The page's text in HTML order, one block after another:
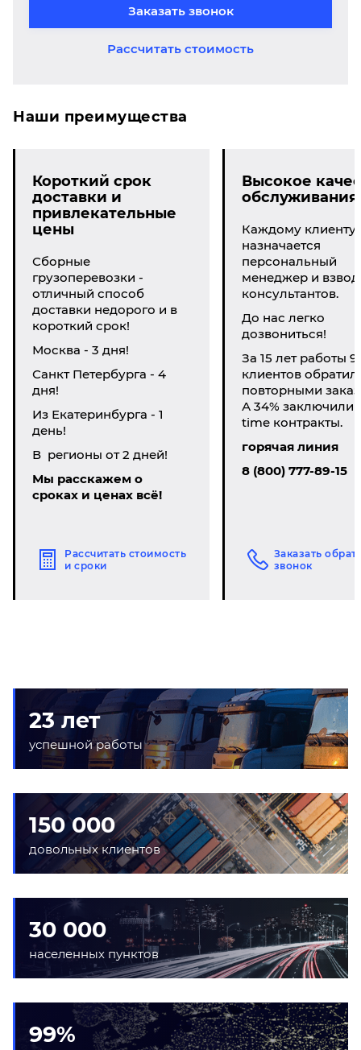
Заказать звонок
Рассчитать стоимость
Наши преимущества
Короткий срок
доставки и
привлекательные
цены
Сборные
грузоперевозки -
отличный способ
доставки недорого и в
короткий срок!
Москва - 3 дня!
Санкт Петербурга - 4
дня!
Из Екатеринбурга - 1
день!
В регионы от 2 дней!
Мы расскажем о
сроках и ценах всё!
Рассчитать стоимость
и сроки
Высокое
обслуживания
Каждому клиенту
назначается
персональный
менеджер и взвод
консультантов.
До нас легко
дозвониться!
За 15 лет работы
клиентов
повторными
А 34% заключили
time контракты.
горячая линия
8 (800) 777-89-15
Заказать
звонок
23 лет
успешной работы
150 000
довольных клиентов
30 000
населенных пунктов
99%